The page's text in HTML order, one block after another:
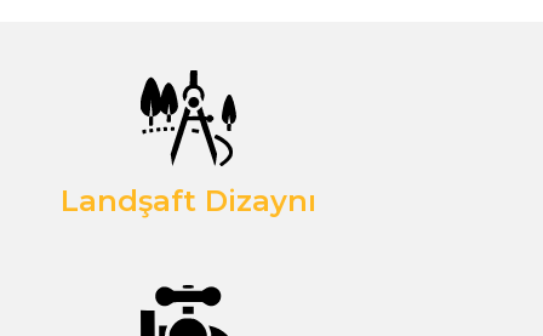
Landşaft Dizaynı